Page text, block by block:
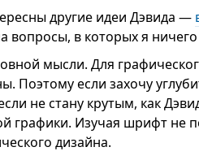
другие идеи Дэвида —
вопросы, в которых я
мысли. Для
Поэтому если захочу
не стану крутым, как
графики. Изучая шрифт не
дизайна.